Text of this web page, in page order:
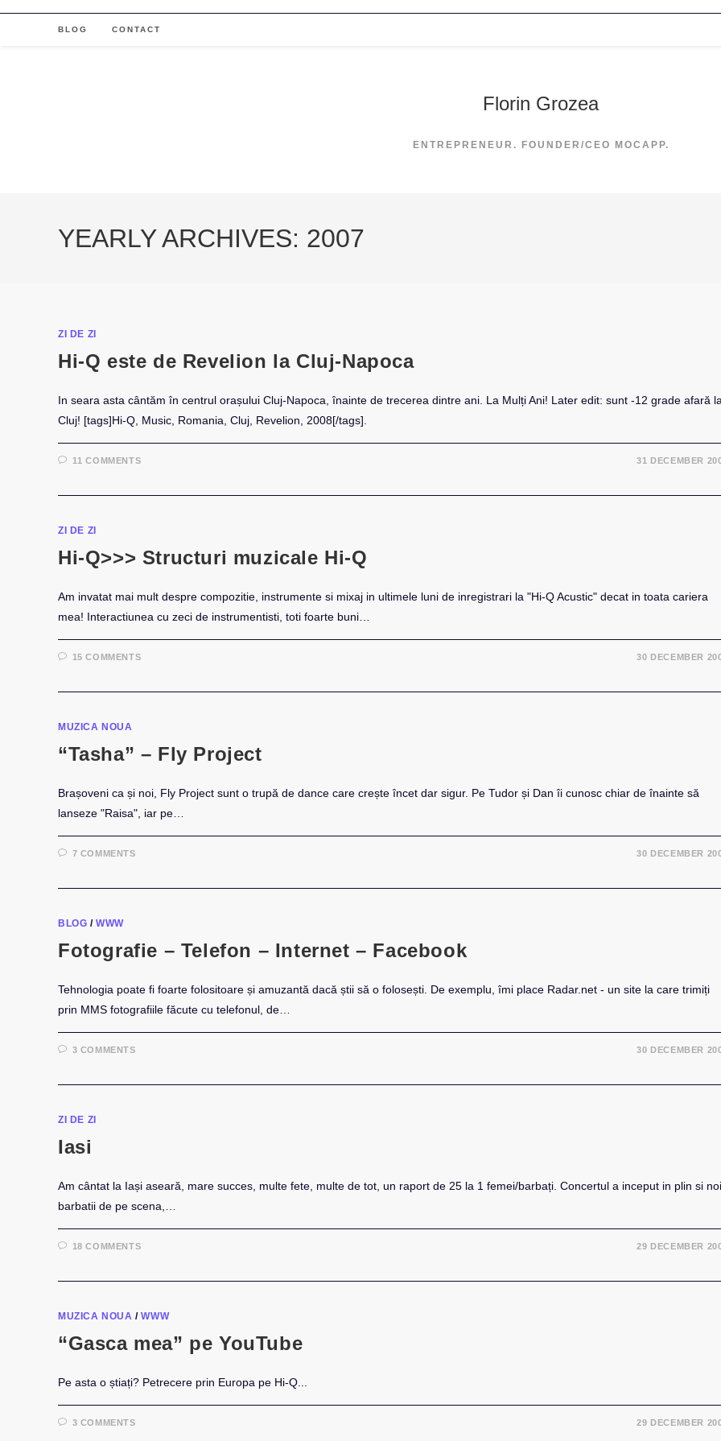
BLOG CONTACT
Florin Grozea
ENTREPRENEUR. FOUNDER/CEO MOCAPP.
YEARLY ARCHIVES: 2007
ZI DE ZI
Hi-Q este de Revelion la Cluj-Napoca
In seara asta cântăm în centrul orașului Cluj-Napoca, înainte de trecerea dintre ani. La Mulți Ani! Later edit: sunt -12 grade afară la
Cluj! [tags]Hi-Q, Music, Romania, Cluj, Revelion, 2008[/tags].
11 COMMENTS 31 DECEMBER
ZI DE ZI
Hi-Q>>> Structuri muzicale Hi-Q
Am invatat mai mult despre compozitie, instrumente si mixaj in ultimele luni de inregistrari la "Hi-Q Acustic" decat in toata cariera
mea! Interactiunea cu zeci de instrumentisti, toti foarte buni…
15 COMMENTS 30 DECEMBER
MUZICA NOUA
“Tasha” – Fly Project
Brașoveni ca și noi, Fly Project sunt o trupă de dance care crește încet dar sigur. Pe Tudor și Dan îi cunosc chiar de înainte să
lanseze "Raisa", iar pe…
7 COMMENTS 30 DECEMBER
BLOG /WWW
Fotografie – Telefon – Internet – Facebook
Tehnologia poate fi foarte folositoare și amuzantă dacă știi să o folosești. De exemplu, îmi place Radar.net - un site la care trimiți
prin MMS fotografiile făcute cu telefonul, de…
3 COMMENTS 30 DECEMBER
ZI DE ZI
Iasi
Am cântat la Iași aseară, mare succes, multe fete, multe de tot, un raport de 25 la 1 femei/barbați. Concertul a inceput in plin si noi,
barbatii de pe scena,…
18 COMMENTS 29 DECEMBER
MUZICA NOUA /WWW
“Gasca mea” pe YouTube
Pe asta o știați? Petrecere prin Europa pe Hi-Q...
3 COMMENTS 29 DECEMBER